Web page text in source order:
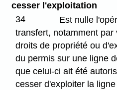
cesser l'exploitation
34
Est nulle
transfert, notamment
droits de propriété ou
du permis sur une ligne
que celui-ci ait été
cesser d'exploiter la